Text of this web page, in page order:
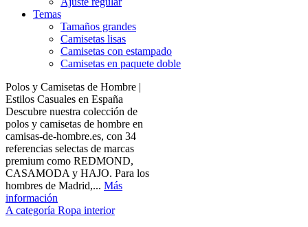
Temas
Tamaños grandes
Camisetas lisas
Camisetas con estampado
Camisetas en paquete doble
Polos y Camisetas de Hombre |
Estilos Casuales en España
Descubre nuestra colección de
polos y camisetas de hombre en
camisas-de-hombre.es, con 34
referencias selectas de marcas
premium como REDMOND,
CASAMODA y HAJO. Para los
hombres de Madrid,... Más
información
A categoría Ropa interior